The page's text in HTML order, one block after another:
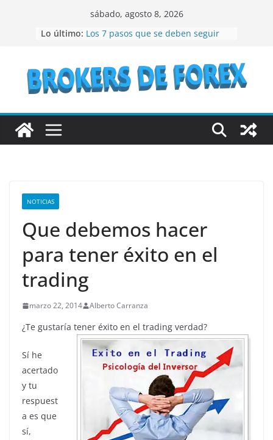
sábado, agosto 8, 2026
Lo último: Los 7 pasos que se deben seguir
¿Vale la pena considerar la
inversión en acciones de IBM en el
año 2023?
invertir en bonos del Estado
Recomendaciones a seguir si se
quiere especular en bolsa
NOTICIAS
Que debemos hacer
para tener éxito en el
trading
marzo 22, 2014 Alberto Carranza
¿Te gustaría tener éxito en el trading verdad?
Sí he
acertado
y tu
respuest
a es que
sí,